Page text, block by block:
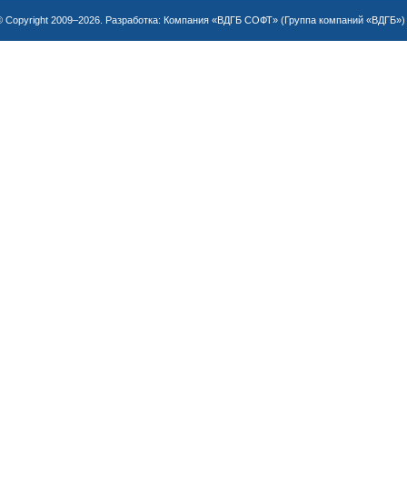
Copyright 2009–2026. Разработка: Компания «ВДГБ СОФТ» (Группа компаний «ВДГБ»)